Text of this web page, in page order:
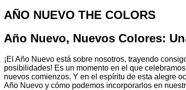
AÑO NUEVO THE COLORS
Año Nuevo, Nuevos Colores:
¡El Año Nuevo está sobre nosotros, trayendo
posibilidades! Es un momento en el que
nuevos comienzos. Y en el espíritu de esta alegre
Año Nuevo y cómo podemos incorporarlos en